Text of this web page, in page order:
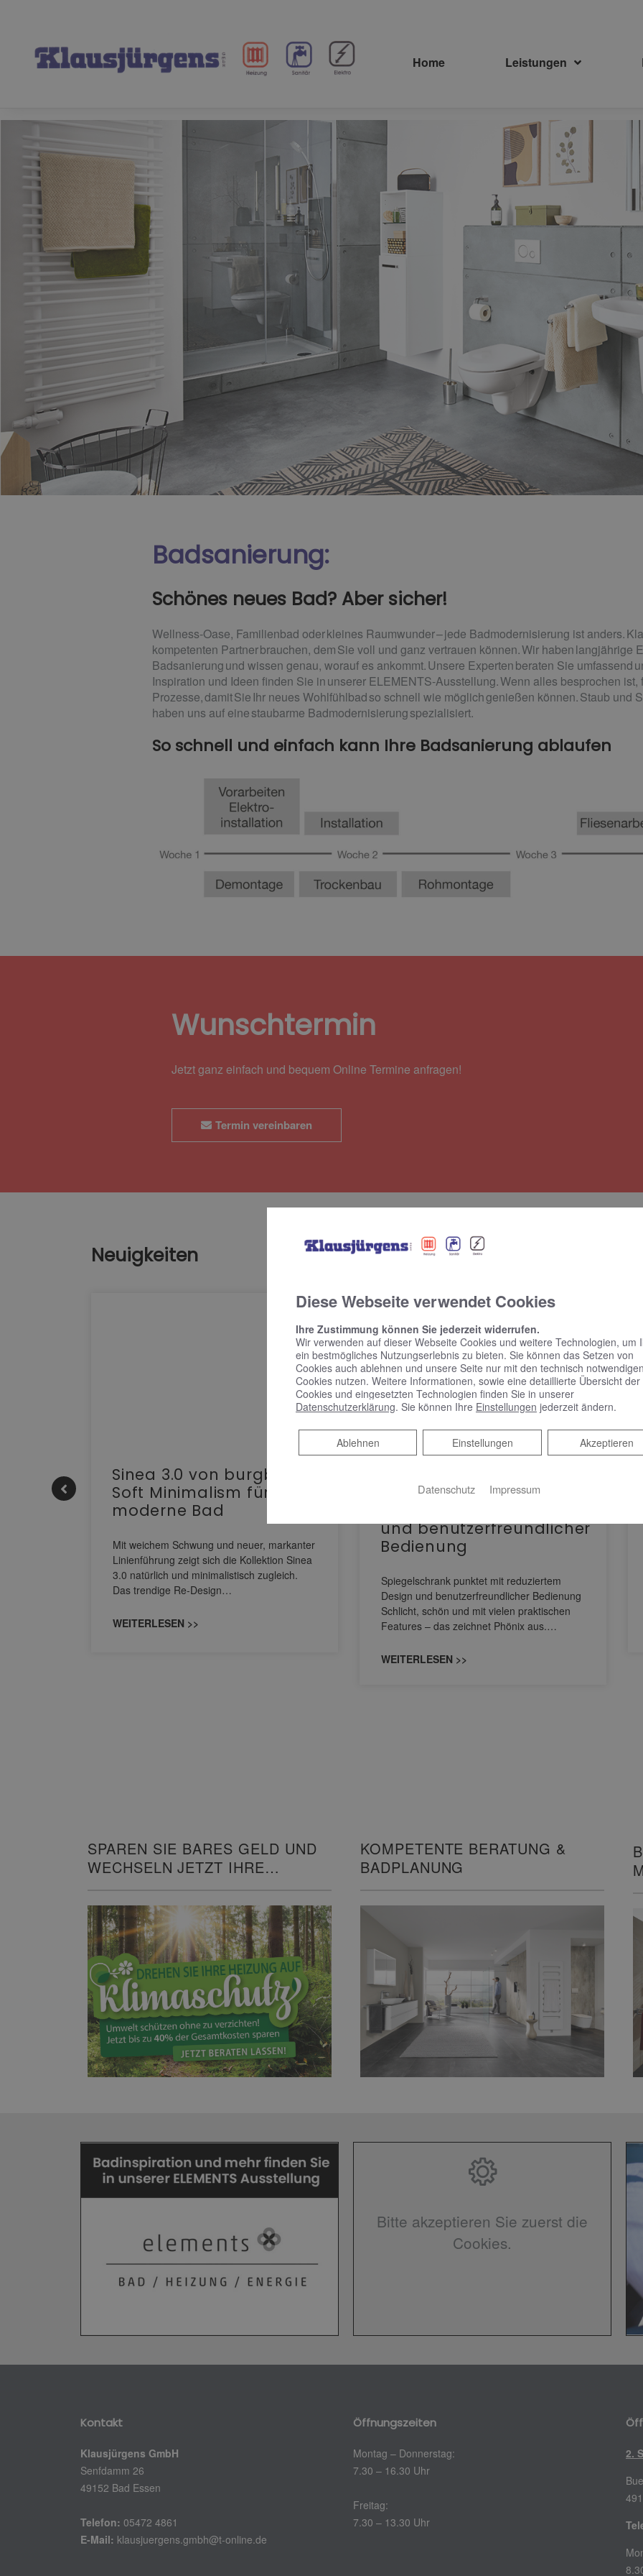
Home Leistungen
Badsanierung:
Schönes neues Bad? Aber sicher!
Wellness-Oase, Familienbad oder kleines Raumwunder – jede Badmodernisierung ist anders.
kompetenten Partner brauchen, dem Sie voll und ganz vertrauen können. Wir haben langjährige
Badsanierung und wissen genau, worauf es ankommt. Unsere Experten beraten Sie umfassend
Inspiration und Ideen finden Sie in unserer ELEMENTS-Ausstellung. Wenn alles besprochen ist,
Prozesse, damit Sie Ihr neues Wohlfühlbad so schnell wie möglich genießen können. Staub und
haben uns auf eine staubarme Badmodernisierung spezialisiert.
So schnell und einfach kann Ihre Badsanierung ablaufen
Wunschtermin
Jetzt ganz einfach und bequem Online Termine anfragen!
Termin vereinbaren
Neuigkeiten
Sinea 3.0 von burgbad:
Soft Minimalism für das
moderne Bad
Mit weichem Schwung und neuer, markanter
Linienführung zeigt sich die Kollektion Sinea
3.0 natürlich und minimalistisch zugleich.
Das trendige Re-Design…
WEITERLESEN >>
Spiegelschrank punktet
und benutzerfreundlicher
Bedienung
Spiegelschrank punktet mit reduziertem
Design und benutzerfreundlicher Bedienung
Schlicht, schön und mit vielen praktischen
Features – das zeichnet Phönix aus.…
WEITERLESEN >>
SPAREN SIE BARES GELD UND
WECHSELN JETZT IHRE
KOMPETENTE BERATUNG &
BADPLANUNG
Bitte akzeptieren Sie zuerst die
Cookies.
Kontakt
Klausjürgens GmbH
Senfdamm 26
49152 Bad Essen
Telefon: 05472 4861
E-Mail: klausjuergens.gmbh@t-online.de
Öffnungszeiten
Montag – Donnerstag:
7.30 – 16.30 Uhr
Freitag:
7.30 – 13.30 Uhr
2.
Diese Webseite verwendet Cookies
Ihre Zustimmung können Sie jederzeit widerrufen.
Wir verwenden auf dieser Webseite Cookies und weitere Technologien, um
ein bestmögliches Nutzungserlebnis zu bieten. Sie können das Setzen von
Cookies auch ablehnen und unsere Seite nur mit den technisch notwendigen
Cookies nutzen. Weitere Informationen, sowie eine detaillierte Übersicht der
Cookies und eingesetzten Technologien finden Sie in unserer
Datenschutzerklärung. Sie können Ihre Einstellungen jederzeit ändern.
Akzeptieren
Einstellungen
Ablehnen
Ablehnen
Datenschutz Impressum